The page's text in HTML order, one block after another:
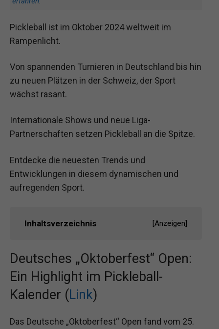
Pickleball ist im Oktober 2024 weltweit im
Rampenlicht.
Von spannenden Turnieren in Deutschland bis hin
zu neuen Plätzen in der Schweiz, der Sport
wächst rasant.
Internationale Shows und neue Liga-
Partnerschaften setzen Pickleball an die Spitze.
Entdecke die neuesten Trends und
Entwicklungen in diesem dynamischen und
aufregenden Sport.
Inhaltsverzeichnis [Anzeigen]
Deutsches „Oktoberfest“ Open:
Ein Highlight im Pickleball-
Kalender (Link)
Das Deutsche „Oktoberfest“ Open fand vom 25.